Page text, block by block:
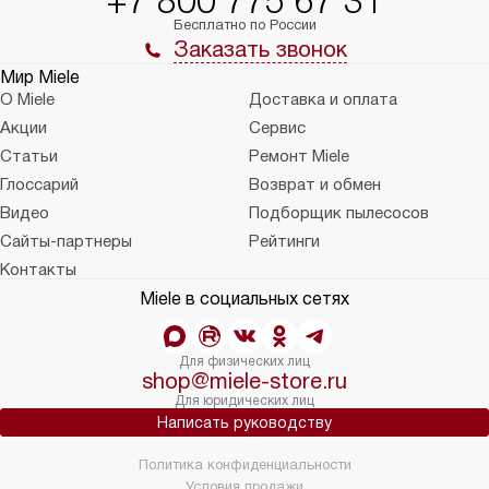
Бесплатно по России
Заказать звонок
Мир Miele
О Miele
Доставка и оплата
Акции
Сервис
Статьи
Ремонт Miele
Глоссарий
Возврат и обмен
Видео
Подборщик пылесосов
Сайты-партнеры
Рейтинги
Контакты
Miele в социальных сетях
Для физических лиц
shop@miele-store.ru
Для юридических лиц
Написать руководству
Политика конфиденциальности